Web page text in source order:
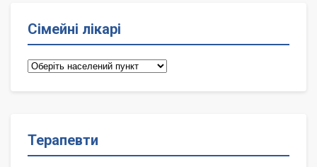
Сімейні лікарі
Сімейні
Терапевти